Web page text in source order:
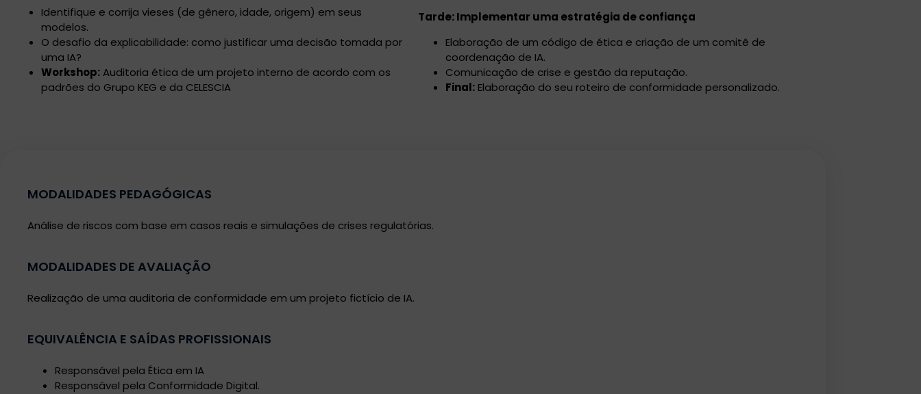
Identifique e corrija vieses (de gênero, idade, origem) em seus
modelos.
O desafio da explicabilidade: como justificar uma decisão tomada por
uma IA?
Workshop:Auditoria ética de um projeto interno de acordo com os
padrões do Grupo KEG e da CELESCIA
Tarde: Implementar uma estratégia de confiança
Elaboração de um código de ética e criação de um comitê de
coordenação de IA.
Comunicação de crise e gestão da reputação.
Final: Elaboração do seu roteiro de conformidade personalizado.
MODALIDADES PEDAGÓGICAS
Análise de riscos com base em casos reais e simulações de crises regulatórias.
MODALIDADES DE AVALIAÇÃO
Realização de uma auditoria de conformidade em um projeto fictício de IA.
EQUIVALÊNCIA E SAÍDAS PROFISSIONAIS
Responsável pela Ética em IA
Responsável pela Conformidade Digital.